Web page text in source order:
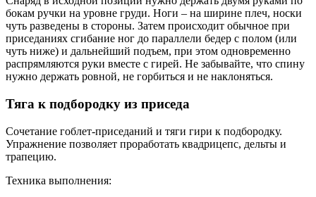
бокам ручки на уровне груди. Ноги – на ширине плеч, носки
чуть разведены в стороны. Затем происходит обычное при
приседаниях сгибание ног до параллели бедер с полом (или
чуть ниже) и дальнейший подъем, при этом одновременно
распрямляются руки вместе с гирей. Не забывайте, что спину
нужно держать ровной, не горбиться и не наклоняться.
Тяга к подбородку из приседа
Сочетание гоблет-приседаний и тяги гири к подбородку.
Упражнение позволяет проработать квадрицепс, дельты и
трапецию.
Техника выполнения: